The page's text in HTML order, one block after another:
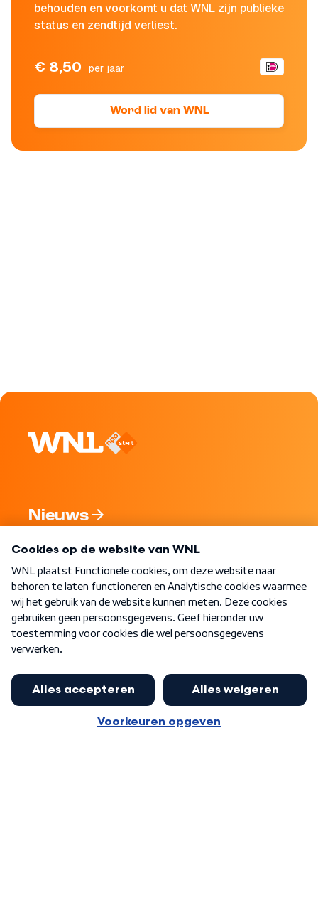
behouden en voorkomt u dat WNL zijn publieke
status en zendtijd verliest.
€ 8,50 per jaar
Word lid van WNL
Nieuws
Nieuwsbrief
Word Lid